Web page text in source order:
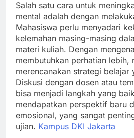
Salah satu cara untuk
mental adalah dengan
Mahasiswa perlu menyadari
kelemahan masing-masing
materi kuliah. Dengan
membutuhkan perhatian lebih,
merencanakan strategi belajar
Diskusi dengan dosen atau
bisa menjadi langkah yang
mendapatkan perspektif baru
emosional, yang sangat
ujian. Kampus DKI Jakarta